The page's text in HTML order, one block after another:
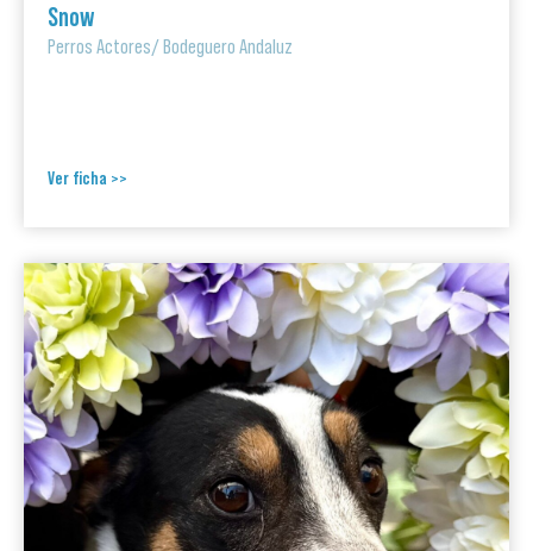
Snow
Perros Actores/Bodeguero Andaluz
Ver ficha >>